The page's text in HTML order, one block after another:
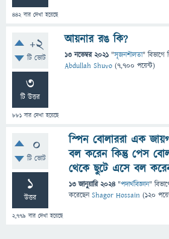
442বার দেখা হয়েছে
+2
টি ভোট
3
টি উত্তর
881 বার দেখা হয়েছে
আয়নার রঙ কি?
13 নভেম্বর 2021 "সৃজনশীলতা" বিভাগে
Abdullah Shuvo (7,700 পয়েন্ট)
0
টি ভোট
1
উত্তর
2,779 বার দেখা হয়েছে
স্পিন বোলাররা এক
বল করেন কিন্তু পেস
থেকে ছুটে এসে বল
13 জানুয়ারি 2024 "পদার্থবিজ্ঞান"
করেছেনShagor Hossain (120